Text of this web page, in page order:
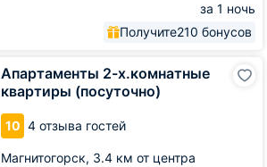
за 1 ночь
Получите210 бонусов
Апартаменты 2-х.комнатные
квартиры (посуточно)
10 4 отзыва гостей
Магнитогорск, 3.4 км от центра